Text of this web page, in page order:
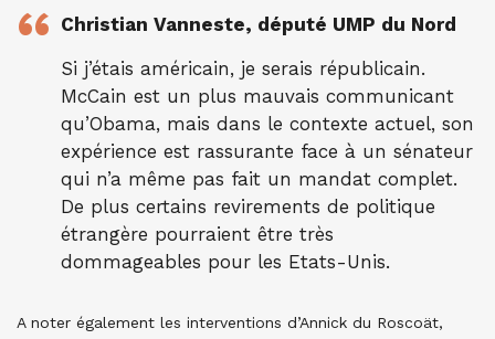
Christian Vanneste, député UMP du Nord
Si j’étais américain, je serais républicain.
McCain est un plus mauvais communicant
qu’Obama, mais dans le contexte actuel, son
expérience est rassurante face à un sénateur
qui n’a même pas fait un mandat complet.
De plus certains revirements de politique
étrangère pourraient être très
dommageables pour les Etats-Unis.
A noter également les interventions d’Annick du Roscoät,